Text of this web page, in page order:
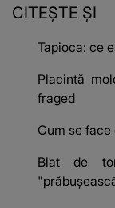
CITEȘTE ȘI
Tapioca: ce
Placintă
fraged
Cum se
Blat de